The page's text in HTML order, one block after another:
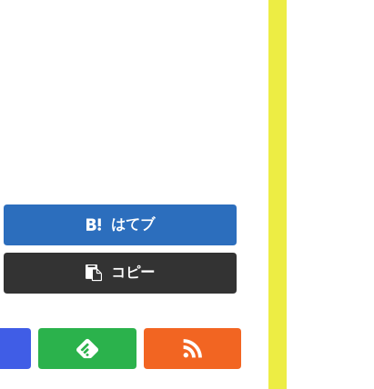
はてブ
コピー